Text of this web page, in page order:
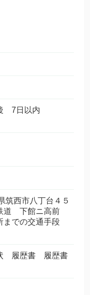
7日以内
西市八丁台４５
道 下館ニ高前
までの交通手段
履歴書 履歴書